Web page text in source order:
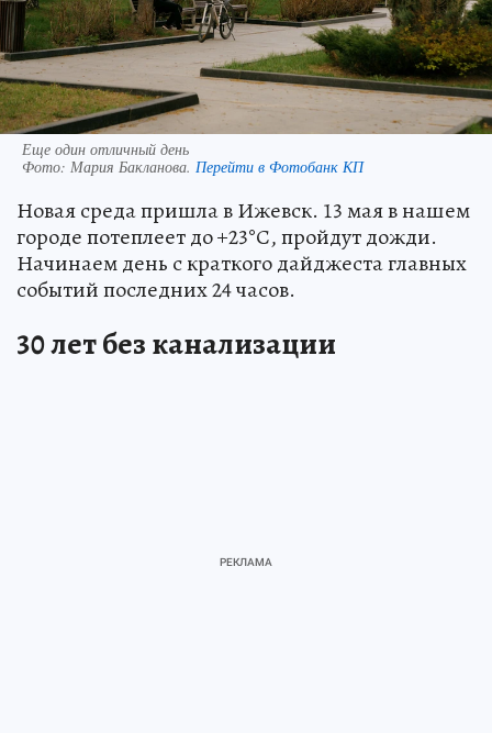
Еще один отличный день
Фото: Мария Бакланова. Перейти в Фотобанк КП
Новая среда пришла в Ижевск. 13 мая в нашем
городе потеплеет до +23°С, пройдут дожди.
Начинаем день с краткого дайджеста главных
событий последних 24 часов.
30 лет без канализации